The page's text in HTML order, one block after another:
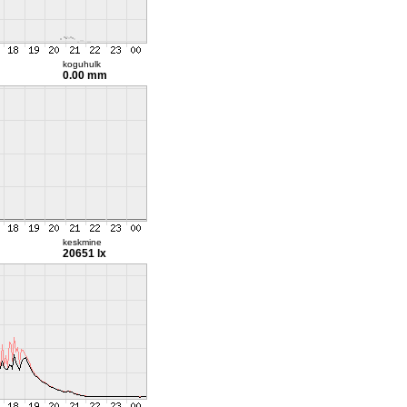
koguhulk
0.00 mm
keskmine
20651 lx